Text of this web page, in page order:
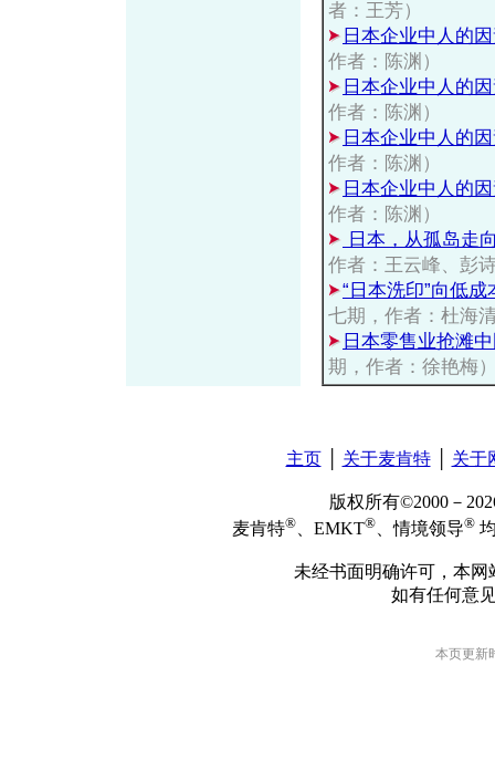
者：王芳）
日本企业中人的
作者：陈渊）
日本企业中人的
作者：陈渊）
日本企业中人的
作者：陈渊）
日本企业中人的
作者：陈渊）
日本，从孤岛走
作者：王云峰、彭
“日本洗印”向低
七期，作者：杜海
日本零售业抢滩
期，作者：徐艳梅
主页│ 关于麦肯特│ 关于
版权所有©2000－
麦肯特® 、EMKT® 、情境领导®
未经书面明确许可，本
如有任何意
本页更新